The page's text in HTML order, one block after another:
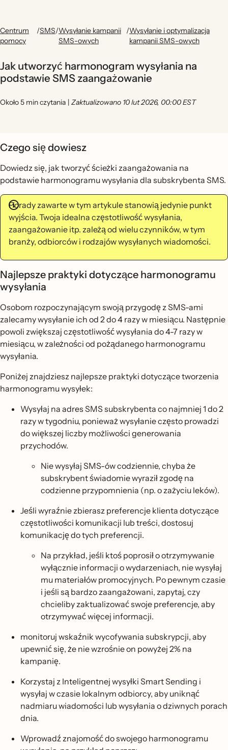
Centrum
pomocy
/SMS/Wysyłanie kampanii
SMS-owych
/Wysyłanie i optymalizacja
kampanii SMS-owych
Jak utworzyć harmonogram wysyłania na
podstawie SMS zaangażowanie
Około 5 min czytania | Zaktualizowano 10 lut 2026, 00:00 EST
Czego się dowiesz
Dowiedz się, jak tworzyć ścieżki zaangażowania na
podstawie harmonogramu wysyłania dla subskrybenta SMS.
Porady zawarte w tym artykule stanowią jedynie punkt
wyjścia. Twoja idealna częstotliwość wysyłania,
zaangażowanie itp. zależą od wielu czynników, w tym
branży, odbiorców i rodzajów wysyłanych wiadomości.
Najlepsze praktyki dotyczące harmonogramu
wysyłania
Osobom rozpoczynającym swoją przygodę z SMS-ami
zalecamy wysyłanie ich od 2 do 4 razy w miesiącu. Następnie
powoli zwiększaj częstotliwość wysyłania do 4-7 razy w
miesiącu, w zależności od pożądanego harmonogramu
wysyłania.
Poniżej znajdziesz najlepsze praktyki dotyczące tworzenia
harmonogramu wysyłek:
Wysyłaj na adres SMS subskrybenta co najmniej 1 do 2
razy w tygodniu, ponieważ wysyłanie często prowadzi
do większej liczby możliwości generowania
przychodów.
Nie wysyłaj SMS-ów codziennie, chyba że
subskrybent świadomie wyraził zgodę na
codzienne przypomnienia (np. o zażyciu leków).
Jeśli wyraźnie zbierasz preferencje klienta dotyczące
częstotliwości komunikacji lub treści, dostosuj
komunikację do tych preferencji.
Na przykład, jeśli ktoś poprosił o otrzymywanie
wyłącznie informacji o wydarzeniach, nie wysyłaj
mu materiałów promocyjnych. Po pewnym czasie
i jeśli są bardzo zaangażowani, zapytaj, czy
chcieliby zaktualizować swoje preferencje, aby
otrzymywać więcej informacji.
monitoruj wskaźnik wycofywania subskrypcji, aby
upewnić się, że nie wzrośnie on powyżej 2% na
kampanię.
Korzystaj z Inteligentnej wysyłki Smart Sending i
wysyłaj w czasie lokalnym odbiorcy, aby uniknąć
nadmiaru wiadomości lub wysyłania o dziwnych porach
dnia.
Wprowadź znajomość do swojego harmonogramu